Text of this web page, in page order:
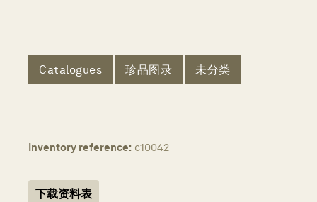
Catalogues 珍品图录 未分类
Inventory reference: c10042
下载资料表